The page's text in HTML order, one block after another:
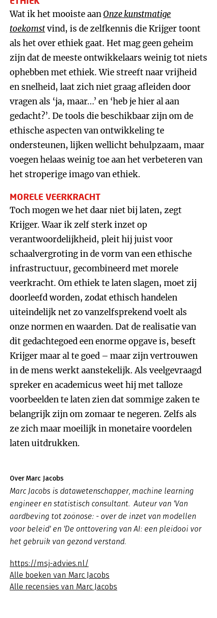
Wat ik het mooiste aanOnze kunstmatige
toekomstvind, is de zelfkennis die Krijger toont
als het over ethiek gaat. Het mag geen geheim
zijn dat de meeste ontwikkelaars weinig tot niets
ophebben met ethiek. Wie streeft naar vrijheid
en snelheid, laat zich niet graag afleiden door
vragen als ‘ja, maar...’ en ‘heb je hier al aan
gedacht?’. De tools die beschikbaar zijn om de
ethische aspecten van ontwikkeling te
ondersteunen, lijken wellicht behulpzaam, maar
voegen helaas weinig toe aan het verbeteren van
het stroperige imago van ethiek.
MORELE VEERKRACHT
Toch mogen we het daar niet bij laten, zegt
Krijger. Waar ik zelf sterk inzet op
verantwoordelijkheid, pleit hij juist voor
schaalvergroting in de vorm van een ethische
infrastructuur, gecombineerd met morele
veerkracht. Om ethiek te laten slagen, moet zij
doorleefd worden, zodat ethisch handelen
uiteindelijk net zo vanzelfsprekend voelt als
onze normen en waarden. Dat de realisatie van
dit gedachtegoed een enorme opgave is, beseft
Krijger maar al te goed – maar zijn vertrouwen
in de mens werkt aanstekelijk. Als veelgevraagd
spreker en academicus weet hij met talloze
voorbeelden te laten zien dat sommige zaken te
belangrijk zijn om zomaar te negeren. Zelfs als
ze zich maar moeilijk in monetaire voordelen
laten uitdrukken.
Over Marc Jacobs
Marc Jacobs is datawetenschapper, machine learning
engineer en statistisch consultant. Auteur van 'Van
aardbeving tot zoönose: - over de inzet van modellen
voor beleid' en 'De onttovering van AI: een pleidooi vor
het gebruik van gezond verstand.
https://msj-advies.nl/
Alle boeken van Marc Jacobs
Alle recensies van Marc Jacobs